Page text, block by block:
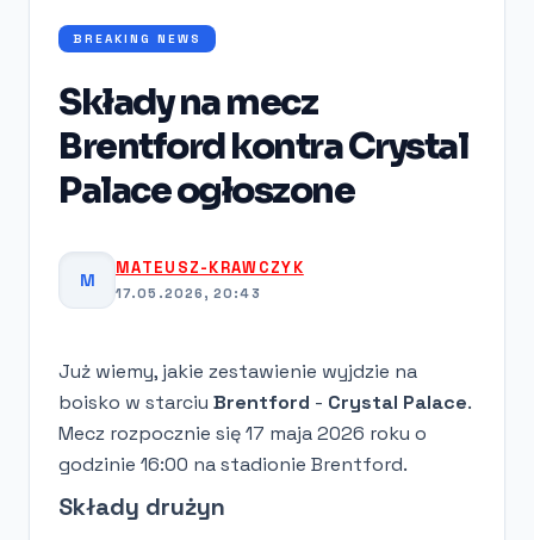
BREAKING NEWS
Składy na mecz
Brentford kontra Crystal
Palace ogłoszone
M
MATEUSZ-KRAWCZYK
17.05.2026, 20:43
Już wiemy, jakie zestawienie wyjdzie na
boisko w starciu Brentford - Crystal Palace.
Mecz rozpocznie się 17 maja 2026 roku o
godzinie 16:00 na stadionie Brentford.
Składy drużyn